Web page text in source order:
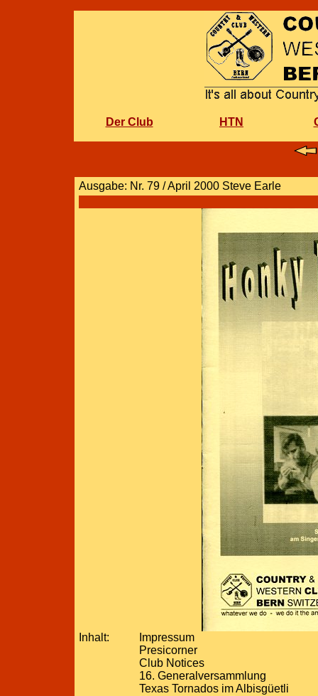
Der Club HTN
Ausgabe: Nr. 79 / April 2000 Steve Earle
Inhalt:
Impressum
Presicorner
Club Notices
16. Generalversammlung
Texas Tornados im Albisgüetli